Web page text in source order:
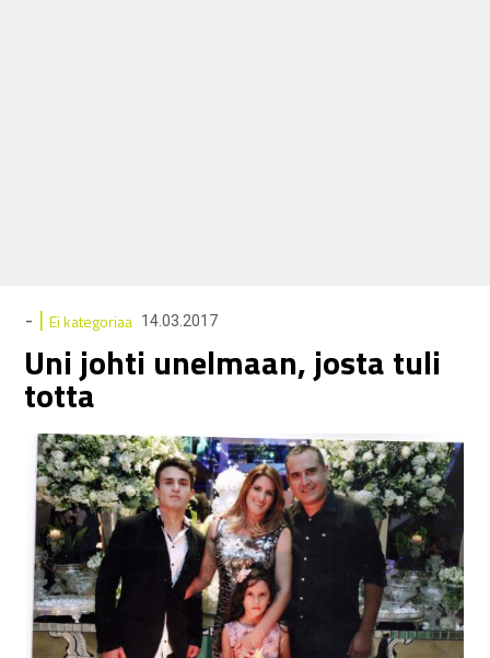
- | Ei kategoriaa 14.03.2017
Uni johti unelmaan, josta tuli
totta